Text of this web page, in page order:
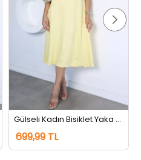
Gülseli Kadın Bisiklet Yaka Cepli Elbise Sarı
699,99 TL